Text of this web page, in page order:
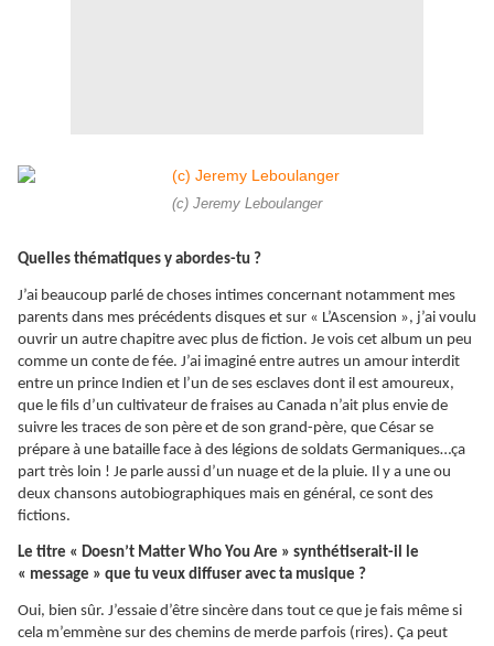
(c) Jeremy Leboulanger
Quelles thématiques y abordes-tu ?
J’ai beaucoup parlé de choses intimes concernant notamment mes
parents dans mes précédents disques et sur « L’Ascension », j’ai voulu
ouvrir un autre chapitre avec plus de fiction. Je vois cet album un peu
comme un conte de fée. J’ai imaginé entre autres un amour interdit
entre un prince Indien et l’un de ses esclaves dont il est amoureux,
que le fils d’un cultivateur de fraises au Canada n’ait plus envie de
suivre les traces de son père et de son grand-père, que César se
prépare à une bataille face à des légions de soldats Germaniques…ça
part très loin ! Je parle aussi d’un nuage et de la pluie. Il y a une ou
deux chansons autobiographiques mais en général, ce sont des
fictions.
Le titre « Doesn’t Matter Who You Are » synthétiserait-il le
« message » que tu veux diffuser avec ta musique ?
Oui, bien sûr. J’essaie d’être sincère dans tout ce que je fais même si
cela m’emmène sur des chemins de merde parfois (rires). Ça peut